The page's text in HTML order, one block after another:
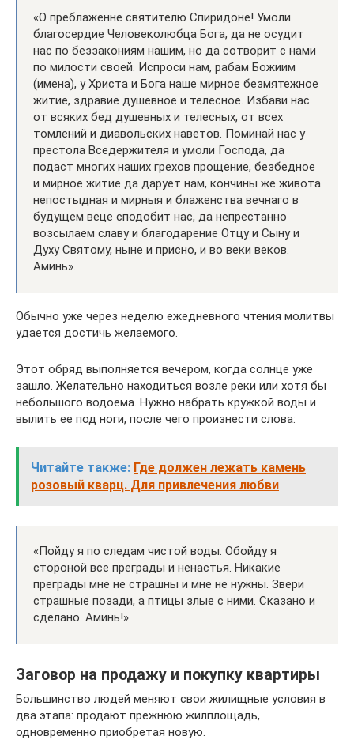
«О преблаженне святителю Спиридоне! Умоли
благосердие Человеколюбца Бога, да не осудит
нас по беззакониям нашим, но да сотворит с нами
по милости своей. Испроси нам, рабам Божиим
(имена), у Христа и Бога наше мирное безмятежное
житие, здравие душевное и телесное. Избави нас
от всяких бед душевных и телесных, от всех
томлений и диавольских наветов. Поминай нас у
престола Вседержителя и умоли Господа, да
подаст многих наших грехов прощение, безбедное
и мирное житие да дарует нам, кончины же живота
непостыдная и мирныя и блаженства вечнаго в
будущем веце сподобит нас, да непрестанно
возсылаем славу и благодарение Отцу и Сыну и
Духу Святому, ныне и присно, и во веки веков.
Аминь».
Обычно уже через неделю ежедневного чтения молитвы
удается достичь желаемого.
Этот обряд выполняется вечером, когда солнце уже
зашло. Желательно находиться возле реки или хотя бы
небольшого водоема. Нужно набрать кружкой воды и
вылить ее под ноги, после чего произнести слова:
Читайте также: Где должен лежать камень
розовый кварц. Для привлечения любви
«Пойду я по следам чистой воды. Обойду я
стороной все преграды и ненастья. Никакие
преграды мне не страшны и мне не нужны. Звери
страшные позади, а птицы злые с ними. Сказано и
сделано. Аминь!»
Заговор на продажу и покупку квартиры
Большинство людей меняют свои жилищные условия в
два этапа: продают прежнюю жилплощадь,
одновременно приобретая новую.